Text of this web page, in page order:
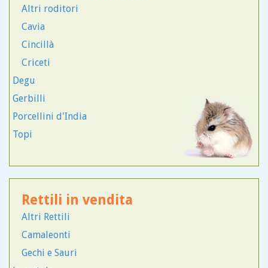
Labrador
Lagotto Romagnolo
Leonberger
Beagle
Bobtail
Bodeguero
Levriero
Akita Inu
Lupo Cecoslovacco
Alano
Alano Tigrato
Altra Razza
American
Altri roditori
Cavia
Cincillà
Criceti
Degu
Gerbilli
Porcellini d'India
Topi
Rettili in vendita
Altri Rettili
Camaleonti
Gechi e Sauri